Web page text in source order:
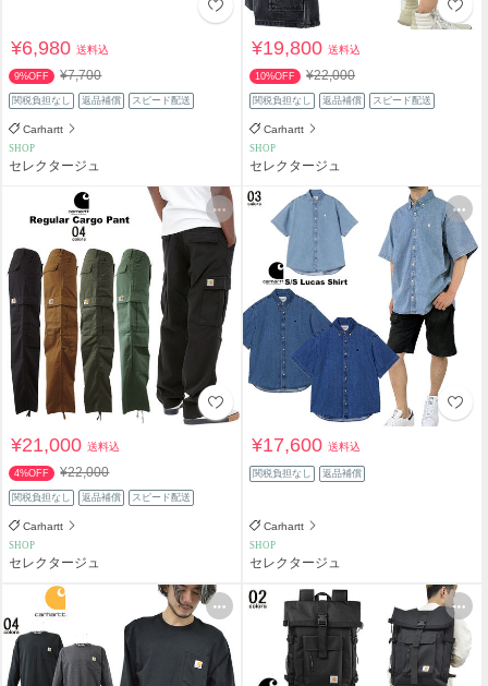
¥6,980送料込
9%OFF ¥7,700
関税負担なし 返品補償 スピード配送
Carhartt
SHOP
セレクタージュ
¥19,800送料込
10%OFF ¥22,000
関税負担なし 返品補償 スピード配送
Carhartt
SHOP
セレクタージュ
¥21,000送料込
4%OFF ¥22,000
関税負担なし 返品補償 スピード配送
Carhartt
SHOP
セレクタージュ
¥17,600送料込
関税負担なし 返品補償
Carhartt
SHOP
セレクタージュ